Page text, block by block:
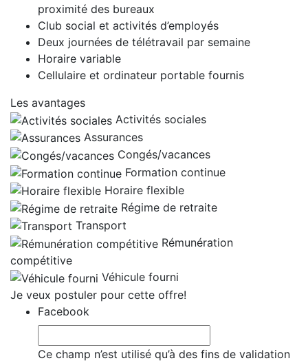
proximité des bureaux
Club social et activités d’employés
Deux journées de télétravail par semaine
Horaire variable
Cellulaire et ordinateur portable fournis
Les avantages
Activités sociales
Assurances
Congés/vacances
Formation continue
Horaire flexible
Régime de retraite
Transport
Rémunération
compétitive
Véhicule fourni
Je veux postuler pour cette offre!
Facebook
Ce champ n’est utilisé qu’à des fins de validation